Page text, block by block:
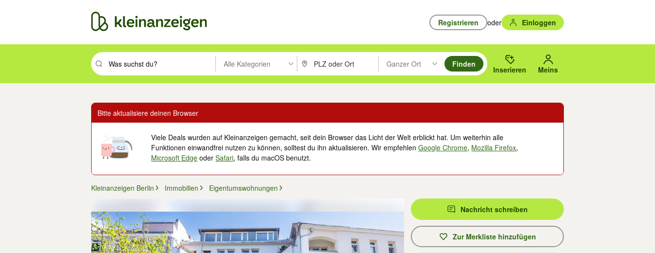
Registrieren oder Einloggen
Suchbegriff eingeben. Eingabetaste drücken um zu suchen, oder Vorschläge mit den Pfeiltasten nach oben/unten durchsuchen und mit Eingabetaste auswählen.
Alle Kategorien PLZ oder Ort eingeben. Eingabetaste drücken um zu suchen, oder Vorschläge mit den Pfeiltasten nach oben/
Ganzer Ort
Suche im Umkreis des gewählten Orts oder PLZ.
Finden
Inserieren Meins
Bitte aktualisiere deinen Browser
Viele Deals wurden auf Kleinanzeigen gemacht, seit dein Browser das Licht der Welt erblickt hat. Um weiterhin alle
Funktionen einwandfrei nutzen zu können, solltest du ihn aktualisieren. Wir empfehlenGoogle Chrome, Mozilla Firefox,
Microsoft Edge oderSafari, falls du macOS benutzt.
Kleinanzeigen Berlin Immobilien Eigentumswohnungen
Nachricht schreiben
Zur Merkliste hinzufügen